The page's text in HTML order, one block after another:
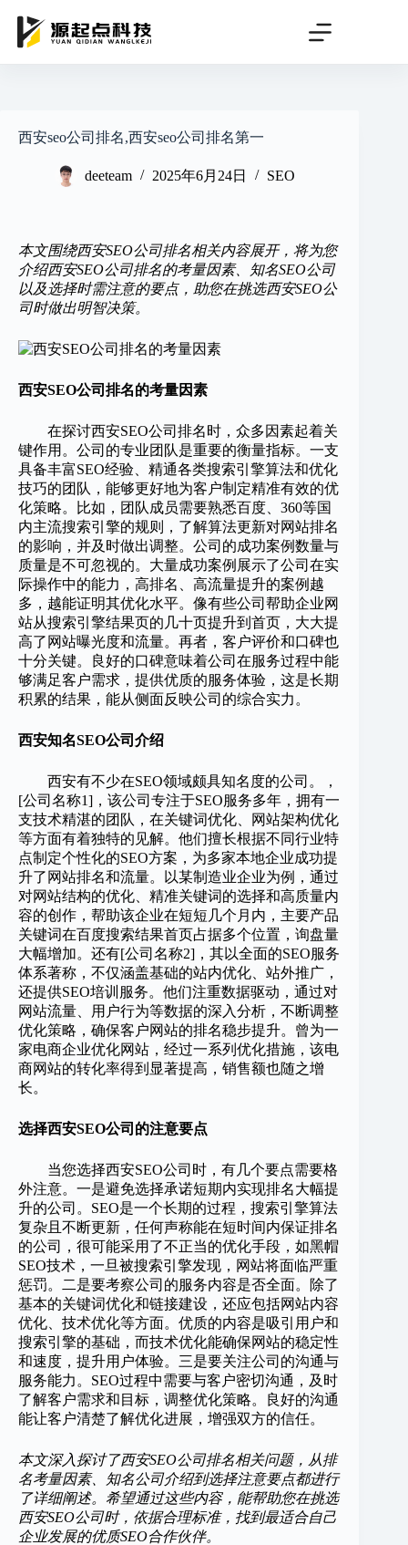
容
西安seo公司排名,西安seo公司排名第一
deeteam 2025年6月24日 SEO
本文围绕西安SEO公司排名相关内容展开，将为您
介绍西安SEO公司排名的考量因素、知名SEO公司
以及选择时需注意的要点，助您在挑选西安SEO公
司时做出明智决策。
西安SEO公司排名的考量因素
在探讨西安SEO公司排名时，众多因素起着关
键作用。公司的专业团队是重要的衡量指标。一支
具备丰富SEO经验、精通各类搜索引擎算法和优化
技巧的团队，能够更好地为客户制定精准有效的优
化策略。比如，团队成员需要熟悉百度、360等国
内主流搜索引擎的规则，了解算法更新对网站排名
的影响，并及时做出调整。公司的成功案例数量与
质量是不可忽视的。大量成功案例展示了公司在实
际操作中的能力，高排名、高流量提升的案例越
多，越能证明其优化水平。像有些公司帮助企业网
站从搜索引擎结果页的几十页提升到首页，大大提
高了网站曝光度和流量。再者，客户评价和口碑也
十分关键。良好的口碑意味着公司在服务过程中能
够满足客户需求，提供优质的服务体验，这是长期
积累的结果，能从侧面反映公司的综合实力。
西安知名SEO公司介绍
西安有不少在SEO领域颇具知名度的公司。，
[公司名称1]，该公司专注于SEO服务多年，拥有一
支技术精湛的团队，在关键词优化、网站架构优化
等方面有着独特的见解。他们擅长根据不同行业特
点制定个性化的SEO方案，为多家本地企业成功提
升了网站排名和流量。以某制造业企业为例，通过
对网站结构的优化、精准关键词的选择和高质量内
容的创作，帮助该企业在短短几个月内，主要产品
关键词在百度搜索结果首页占据多个位置，询盘量
大幅增加。还有[公司名称2]，其以全面的SEO服务
体系著称，不仅涵盖基础的站内优化、站外推广，
还提供SEO培训服务。他们注重数据驱动，通过对
网站流量、用户行为等数据的深入分析，不断调整
优化策略，确保客户网站的排名稳步提升。曾为一
家电商企业优化网站，经过一系列优化措施，该电
商网站的转化率得到显著提高，销售额也随之增
长。
选择西安SEO公司的注意要点
当您选择西安SEO公司时，有几个要点需要格
外注意。一是避免选择承诺短期内实现排名大幅提
升的公司。SEO是一个长期的过程，搜索引擎算法
复杂且不断更新，任何声称能在短时间内保证排名
的公司，很可能采用了不正当的优化手段，如黑帽
SEO技术，一旦被搜索引擎发现，网站将面临严重
惩罚。二是要考察公司的服务内容是否全面。除了
基本的关键词优化和链接建设，还应包括网站内容
优化、技术优化等方面。优质的内容是吸引用户和
搜索引擎的基础，而技术优化能确保网站的稳定性
和速度，提升用户体验。三是要关注公司的沟通与
服务能力。SEO过程中需要与客户密切沟通，及时
了解客户需求和目标，调整优化策略。良好的沟通
能让客户清楚了解优化进展，增强双方的信任。
本文深入探讨了西安SEO公司排名相关问题，从排
名考量因素、知名公司介绍到选择注意要点都进行
了详细阐述。希望通过这些内容，能帮助您在挑选
西安SEO公司时，依据合理标准，找到最适合自己
企业发展的优质SEO合作伙伴。